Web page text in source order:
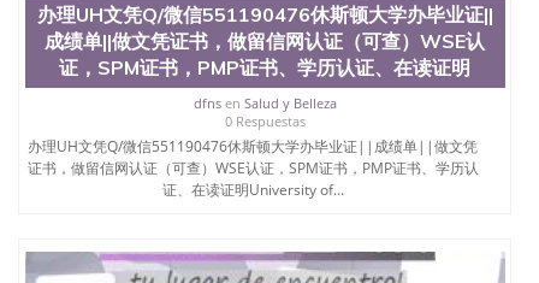
办理UH文凭Q/微信551190476休斯顿大学办毕业证||
成绩单||做文凭证书，做留信网认证（可查）WSE认
证，SPM证书，PMP证书、学历认证、在读证明
dfnsen Salud y Belleza
0 Respuestas
办理UH文凭Q/微信551190476休斯顿大学办毕业证||成绩单||做文凭
证书，做留信网认证（可查）WSE认证，SPM证书，PMP证书、学历认
证、在读证明University of...